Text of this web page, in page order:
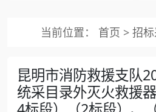
当前位置： 首页 > 招
昆明市消防救援支队
统采目录外灭火救援